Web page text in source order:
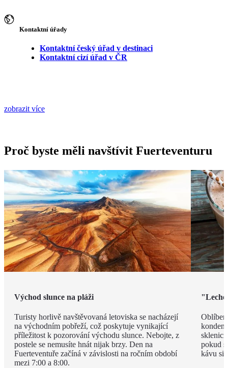
Kontaktní úřady
Kontaktní český úřad v destinaci
Kontaktní cizí úřad v ČR
zobrazit více
Proč byste měli navštívit Fuerteventuru
Východ slunce na pláži
Turisty horlivě navštěvovaná letoviska se nacházejí
na východním pobřeží, což poskytuje vynikající
příležitost k pozorování východu slunce. Nebojte, z
postele se nemusíte hnát nijak brzy. Den na
Fuerteventuře začíná v závislosti na ročním období
mezi 7:00 a 8:00.
pokud
kávu si